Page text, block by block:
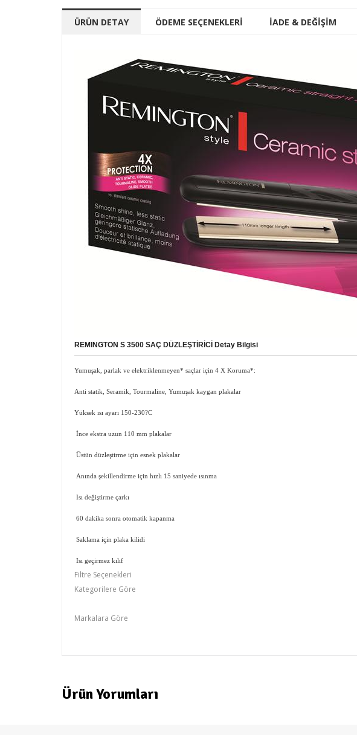
ÜRÜN DETAY ÖDEME SEÇENEKLERİ İADE & DEĞİŞİM
REMINGTON S 3500 SAÇ DÜZLEŞTİRİCİ Detay Bilgisi
Yumuşak, parlak ve elektriklenmeyen* saçlar için 4 X Koruma*:
Anti statik, Seramik, Tourmaline, Yumuşak kaygan plakalar
Yüksek ısı ayarı 150-230?C
İnce ekstra uzun 110 mm plakalar
Üstün düzleştirme için esnek plakalar
Anında şekillendirme için hızlı 15 saniyede ısınma
Isı değiştirme çarkı
60 dakika sonra otomatik kapanma
Saklama için plaka kilidi
Isı geçirmez kılıf
Filtre Seçenekleri
Kategorilere Göre
Markalara Göre
Ürün Yorumları